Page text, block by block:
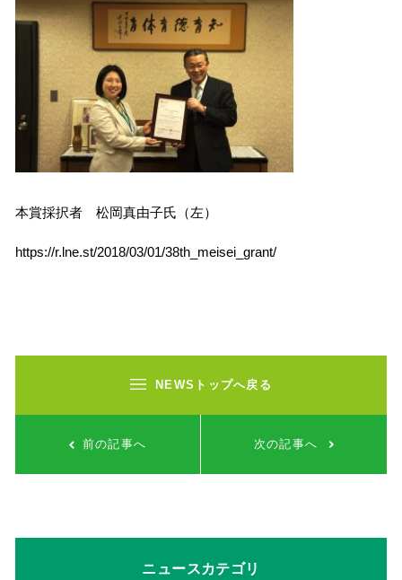
本賞採択者 松岡真由子氏（左）
https://r.lne.st/2018/03/01/38th_meisei_grant/
前の記事へ
NEWSトップへ戻る
次の記事へ
ニュースカテゴリ